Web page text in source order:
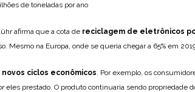
de toneladas por ano
afirma que a cota de reciclagem de eletrônicos
Mesmo na Europa, onde se queria chegar a 65% em
ciclos econômicos. Por exemplo, os
eles prestado. O produto continuaria sendo propriedade